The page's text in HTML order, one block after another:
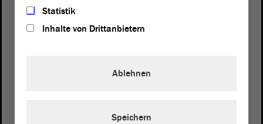
Statistik
Inhalte von Drittanbietern
Ablehnen
Speichern